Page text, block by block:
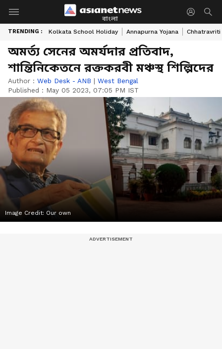
বাংলা
TRENDING : Kolkata School Holiday Annapurna Yojana Chhatravriti
অমর্ত্য সেনের অমর্যদার প্রতিবাদ,
শান্তিনিকেতনে রক্তকরবী মঞ্চস্থ শিল্পিদের
Author : Web Desk - ANB | West Bengal
Published : May 05 2023, 07:05 PM IST
Image Credit: Our own